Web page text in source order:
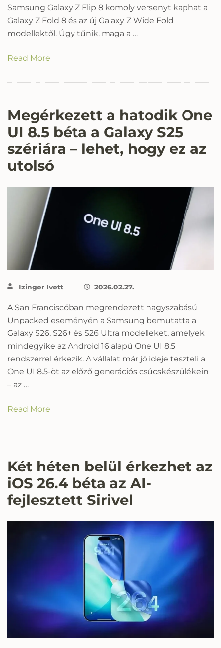
Samsung Galaxy Z Flip 8 komoly versenyt kaphat a
Galaxy Z Fold 8 és az új Galaxy Z Wide Fold
modellektől. Úgy tűnik, maga a …
Read More
Megérkezett a hatodik One
UI 8.5 béta a Galaxy S25
szériára – lehet, hogy ez az
utolsó
Izinger Ivett 2026.02.27.
A San Franciscóban megrendezett nagyszabású
Unpacked eseményén a Samsung bemutatta a
Galaxy S26, S26+ és S26 Ultra modelleket, amelyek
mindegyike az Android 16 alapú One UI 8.5
rendszerrel érkezik. A vállalat már jó ideje teszteli a
One UI 8.5-öt az előző generációs csúcskészülékein
– az …
Read More
Két héten belül érkezhet az
iOS 26.4 béta az AI-
fejlesztett Sirivel